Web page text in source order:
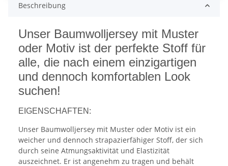
Beschreibung
Unser Baumwolljersey mit Muster
oder Motiv ist der perfekte Stoff für
alle, die nach einem einzigartigen
und dennoch komfortablen Look
suchen!
EIGENSCHAFTEN:
Unser Baumwolljersey mit Muster oder Motiv ist ein
weicher und dennoch strapazierfähiger Stoff, der sich
durch seine Atmungsaktivität und Elastizität
auszeichnet. Er ist angenehm zu tragen und behält